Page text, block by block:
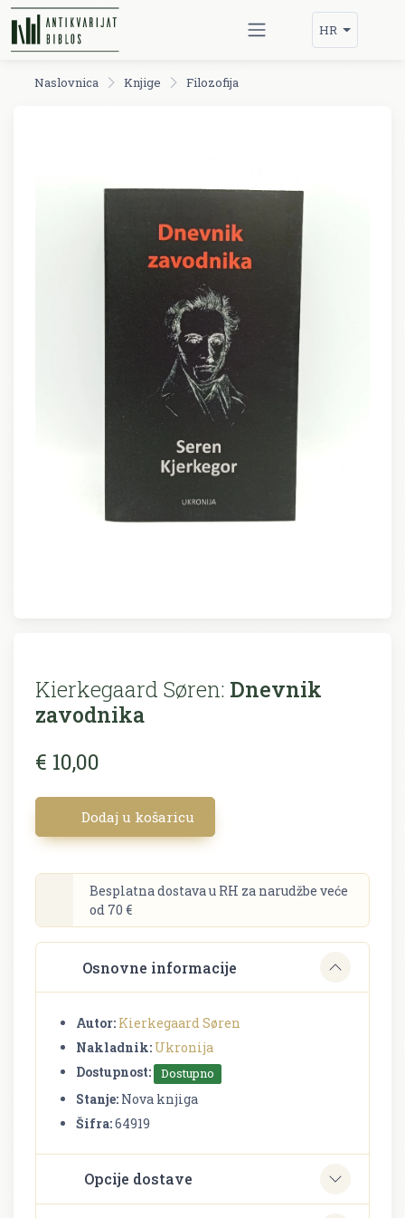
HR
Naslovnica Knjige Filozofija
Kierkegaard Søren: Dnevnik
zavodnika
€ 10,00
Dodaj u košaricu
Besplatna dostava u RH za narudžbe veće
od 70 €
Osnovne informacije
Autor: Kierkegaard Søren
Nakladnik: Ukronija
Dostupnost:
Dostupno
Stanje: Nova knjiga
Šifra:64919
Opcije dostave